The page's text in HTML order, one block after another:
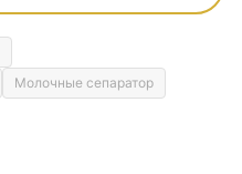
Молочные сепаратор